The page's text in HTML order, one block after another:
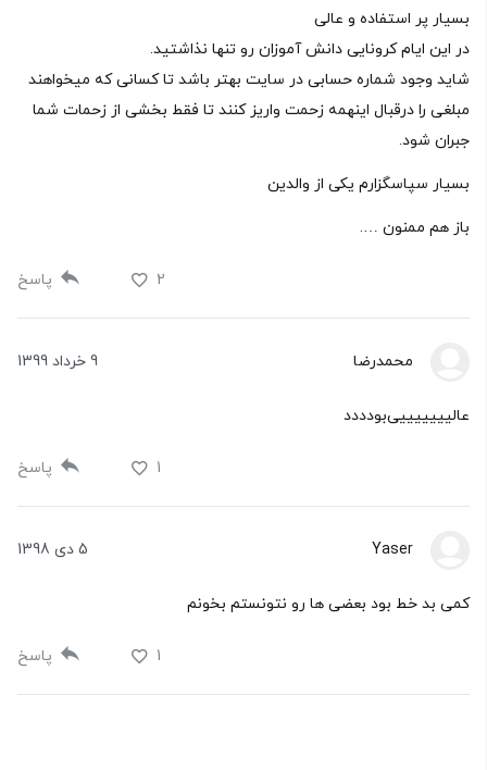
بسیار پر استفاده و عالی
در این ایام کرونایی دانش آموزان رو تنها نذاشتید.
شاید وجود شماره حسابی در سایت بهتر باشد تا کسانی که میخواهند
مبلغی را درقبال اینهمه زحمت واریز کنند تا فقط بخشی از زحمات شما
جبران شود.
بسیار سپاسگزارم یکی از والدین
باز هم ممنون ….
2 پاسخ
محمدرضا 9 خرداد 1399
عالیییییییی‌بودددد
1 پاسخ
Yaser 5 دی 1398
کمی بد خط بود بعضی ها رو نتونستم بخونم
1 پاسخ